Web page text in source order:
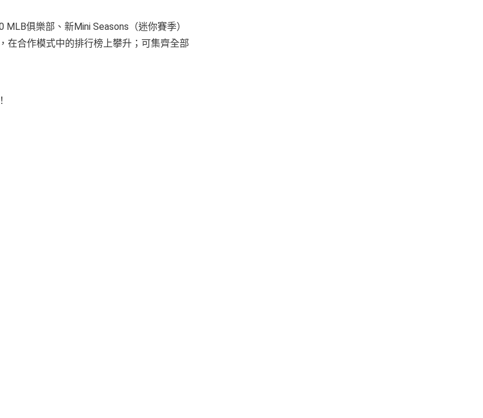
俱樂部、新Mini Seasons（迷你賽季）
在合作模式中的排行榜上攀升；可集齊全部